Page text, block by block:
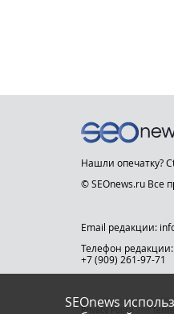
SEOnews
Нашли опечатку?
© SEOnews.ru Все
Email редакции:
Телефон редакции:
+7 (909) 261-97-71
This site is protected by
Privacy Policyand